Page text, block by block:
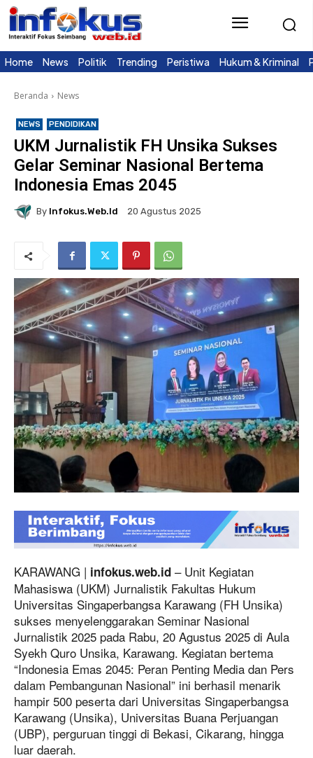
Home News Politik Trending Peristiwa Hukum & Kriminal
Beranda News
NEWS PENDIDIKAN
UKM Jurnalistik FH Unsika Sukses
Gelar Seminar Nasional Bertema
Indonesia Emas 2045
By Infokus.web.id 20 Agustus 2025
KARAWANG | infokus.web.id – Unit Kegiatan
Mahasiswa (UKM) Jurnalistik Fakultas Hukum
Universitas Singaperbangsa Karawang (FH Unsika)
sukses menyelenggarakan Seminar Nasional
Jurnalistik 2025 pada Rabu, 20 Agustus 2025 di Aula
Syekh Quro Unsika, Karawang. Kegiatan bertema
“Indonesia Emas 2045: Peran Penting Media dan Pers
dalam Pembangunan Nasional” ini berhasil menarik
hampir 500 peserta dari Universitas Singaperbangsa
Karawang (Unsika), Universitas Buana Perjuangan
(UBP), perguruan tinggi di Bekasi, Cikarang, hingga
luar daerah.